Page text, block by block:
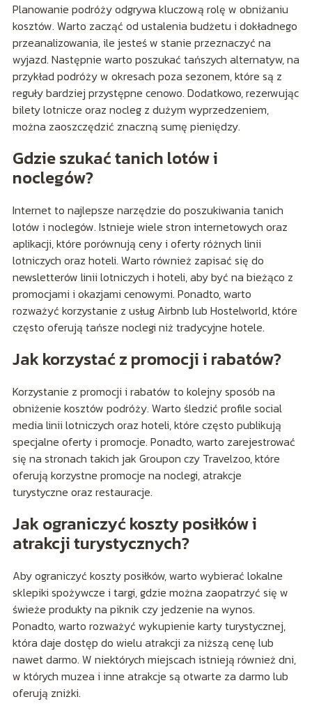
Planowanie podróży odgrywa kluczową rolę w obniżaniu
kosztów. Warto zacząć od ustalenia budżetu i dokładnego
przeanalizowania, ile jesteś w stanie przeznaczyć na
wyjazd. Następnie warto poszukać tańszych alternatyw, na
przykład podróży w okresach poza sezonem, które są z
reguły bardziej przystępne cenowo. Dodatkowo, rezerwując
bilety lotnicze oraz nocleg z dużym wyprzedzeniem,
można zaoszczędzić znaczną sumę pieniędzy.
Gdzie szukać tanich lotów i
noclegów?
Internet to najlepsze narzędzie do poszukiwania tanich
lotów i noclegów. Istnieje wiele stron internetowych oraz
aplikacji, które porównują ceny i oferty różnych linii
lotniczych oraz hoteli. Warto również zapisać się do
newsletterów linii lotniczych i hoteli, aby być na bieżąco z
promocjami i okazjami cenowymi. Ponadto, warto
rozważyć korzystanie z usług Airbnb lub Hostelworld, które
często oferują tańsze noclegi niż tradycyjne hotele.
Jak korzystać z promocji i rabatów?
Korzystanie z promocji i rabatów to kolejny sposób na
obniżenie kosztów podróży. Warto śledzić profile social
media linii lotniczych oraz hoteli, które często publikują
specjalne oferty i promocje. Ponadto, warto zarejestrować
się na stronach takich jak Groupon czy Travelzoo, które
oferują korzystne promocje na noclegi, atrakcje
turystyczne oraz restauracje.
Jak ograniczyć koszty posiłków i
atrakcji turystycznych?
Aby ograniczyć koszty posiłków, warto wybierać lokalne
sklepiki spożywcze i targi, gdzie można zaopatrzyć się w
świeże produkty na piknik czy jedzenie na wynos.
Ponadto, warto rozważyć wykupienie karty turystycznej,
która daje dostęp do wielu atrakcji za niższą cenę lub
nawet darmo. W niektórych miejscach istnieją również dni,
w których muzea i inne atrakcje są otwarte za darmo lub
oferują zniżki.